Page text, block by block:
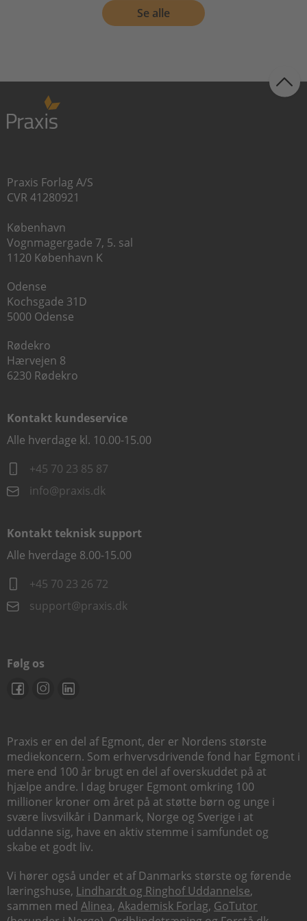
Se alle
Praxis Forlag A/S
CVR 41280921
København
Vognmagergade 7, 5. sal
1120 København K
Odense
Kochsgade 31D
5000 Odense
Rødekro
Hærvejen 8
6230 Rødekro
Kontakt kundeservice
Alle hverdage kl. 10.00-15.00
+45 70 23 85 87
info@praxis.dk
Kontakt teknisk support
Alle hverdage 8.00-15.00
+45 70 23 26 72
support@praxis.dk
Følg os
Praxis er en del af Egmont, der er Nordens største
mediekoncern. Som erhvervsdrivende fond har Egmont i
mere end 100 år brugt en del af overskuddet på at
hjælpe andre. I dag bruger Egmont omkring 100
millioner kroner om året på at støtte børn og unge i
svære livsvilkår i Danmark, Norge og Sverige i at
uddanne sig, have en aktiv stemme i samfundet og
skabe et godt liv.
Vi hører også under et af Danmarks største og førende
læringshuse, Lindhardt og Ringhof Uddannelse,
sammen med Alinea, Akademisk Forlag, GoTutor